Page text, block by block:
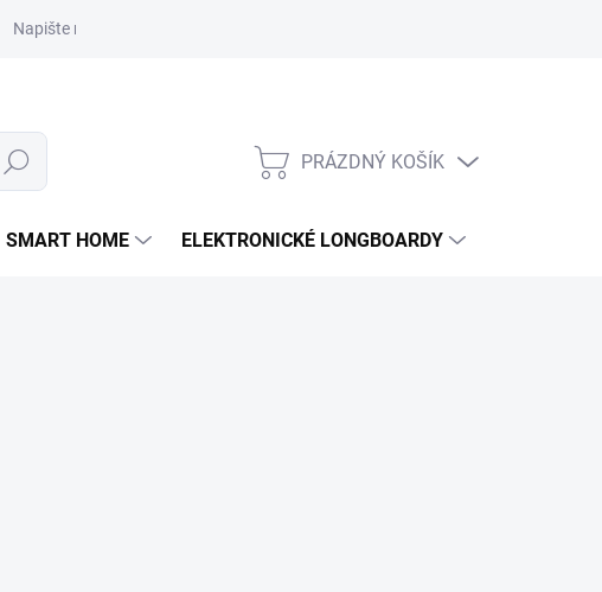
Napište nám
Hledat
NÁKUPNÍ
PRÁZDNÝ KOŠÍK
SMART HOME ELEKTRONICKÉ LONGBOARDY